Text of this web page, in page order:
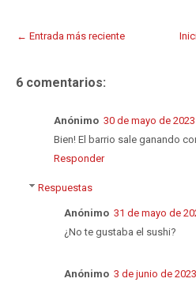
← Entrada más reciente
6 comentarios:
Anónimo 30 de mayo de
Bien! El barrio sale ganando
Responder
Respuestas
Anónimo 31 de mayo de
¿No te gustaba el sushi?
Anónimo 3 de junio de